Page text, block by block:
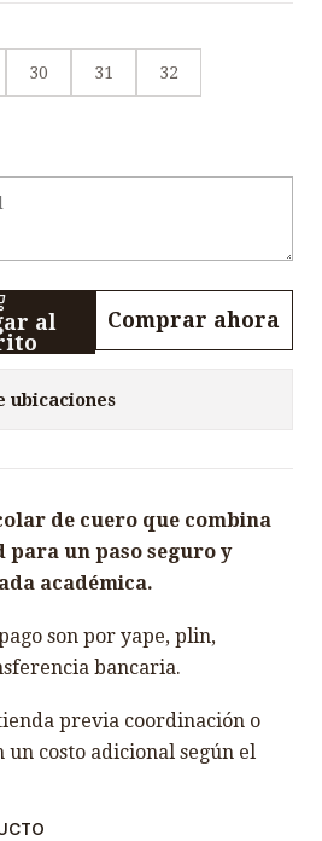
30 31
32
al
Comprar ahora
ubicaciones
de cuero que combina
un paso seguro y
académica.
son por yape, plin,
bancaria.
previa coordinación o
costo adicional según el